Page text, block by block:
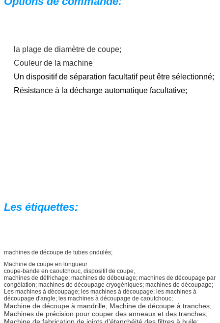
la plage de diamètre de coupe;
Couleur de la machine
Un dispositif de séparation facultatif peut être sélectionné;
Résistance à la décharge automatique facultative;
Les étiquettes:
machines de découpe de tubes ondulés;
Machine de coupe en longueur
coupe-bande en caoutchouc, dispositif de coupe,
machines de défrichage; machines de déboulage; machines de découpage par
congélation; machines de découpage cryogéniques; machines de découpage;
Les machines à découpage; les machines à découpage; les machines à
découpage d'angle; les machines à découpage de caoutchouc;
Machine de découpe à mandrille; Machine de découpe à tranches;
Machines de précision pour couper des anneaux et des tranches;